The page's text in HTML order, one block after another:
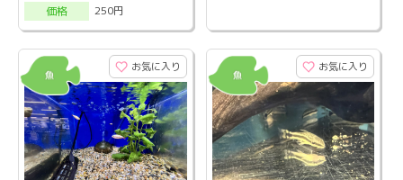
価格
250円
お気に入り お気に入り